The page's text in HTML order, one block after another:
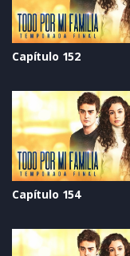
Capítulo 152
Capítulo 154